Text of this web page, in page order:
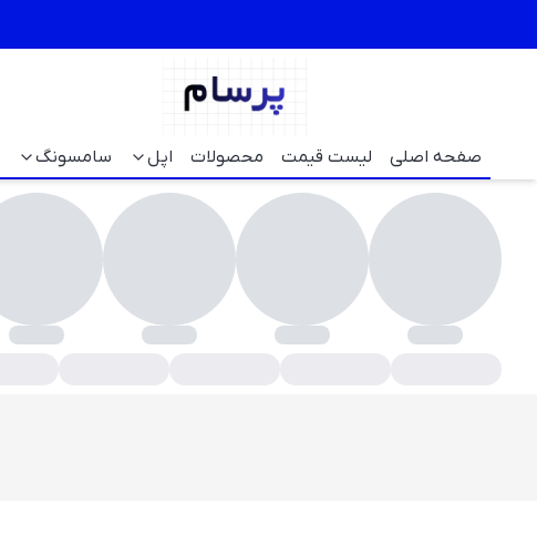
صفحه اصلی لیست قیمت محصولات اپل سامسونگ